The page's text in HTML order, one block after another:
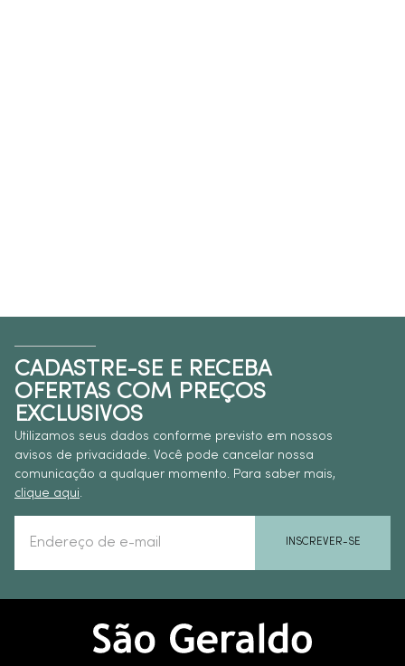
CADASTRE-SE E RECEBA
OFERTAS COM PREÇOS
EXCLUSIVOS
Utilizamos seus dados conforme previsto em nossos
avisos de privacidade. Você pode cancelar nossa
comunicação a qualquer momento. Para saber mais,
clique aqui
INSCREVER-SE